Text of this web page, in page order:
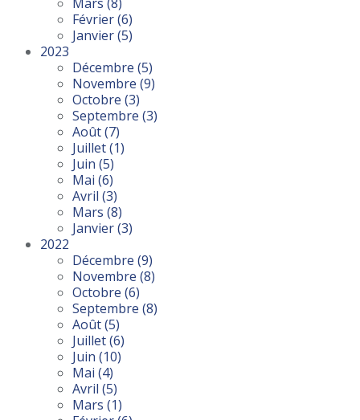
Février(6)
Janvier(5)
2023
Décembre (5)
Novembre (9)
Octobre (3)
Septembre (3)
Août(7)
Juillet(1)
Juin (5)
Mai (6)
Avril (3)
Mars (8)
Janvier(3)
2022
Décembre (9)
Novembre (8)
Octobre (6)
Septembre (8)
Août(5)
Juillet(6)
Juin (10)
Mai (4)
Avril (5)
Mars (1)